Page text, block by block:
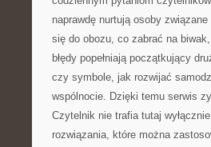
naprawdę nurtują osoby
się do obozu, co zabrać na
błędy popełniają początkujący
czy symbole, jak rozwijać
wspólnocie. Dzięki temu serwis
Czytelnik nie trafia tutaj
rozwiązania, które można